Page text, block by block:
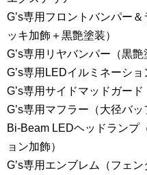
G’s専用フロントバンパー
ッキ加飾＋黒艶塗装）
G’s専用リヤバンパー（黒艶
G’s専用LEDイルミネーショ
G’s専用サイドマッドガード
G’s専用マフラー（大径バ
Bi-Beam LEDヘッドランプ
ョン加飾）
G’s専用エンブレム（フェン